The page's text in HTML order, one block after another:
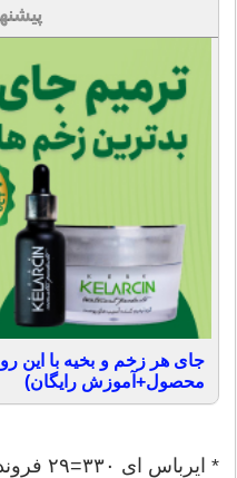
محصول+آموزش رایگان)
* ایرباس ای ۳۳۰=۲۹ فروند